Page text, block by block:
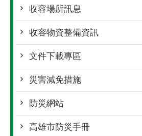
收容場所訊息
收容物資整備資訊
文件下載專區
災害減免措施
防災網站
高雄市防災手冊